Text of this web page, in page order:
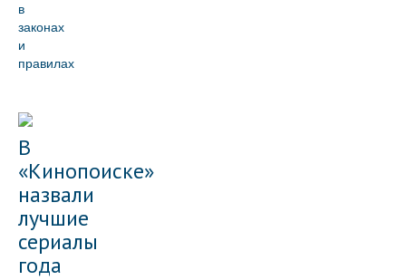
в
законах
и
правилах
В
«Кинопоиске»
назвали
лучшие
сериалы
года